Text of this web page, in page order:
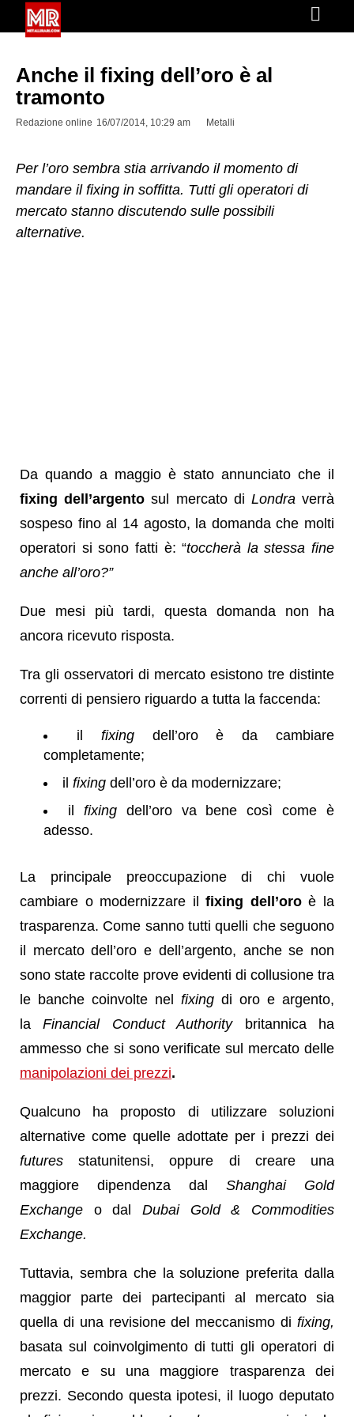
Anche il fixing dell’oro è al
tramonto
Redazione online 16/07/2014, 10:29 am Metalli
Per l’oro sembra stia arrivando il momento di
mandare il fixing in soffitta. Tutti gli operatori di
mercato stanno discutendo sulle possibili
alternative.
Da quando a maggio è stato annunciato che il
fixing dell’argento sul mercato di Londra verrà
sospeso fino al 14 agosto, la domanda che molti
operatori si sono fatti è: “toccherà la stessa fine
anche all’oro?”
Due mesi più tardi, questa domanda non ha
ancora ricevuto risposta.
Tra gli osservatori di mercato esistono tre distinte
correnti di pensiero riguardo a tutta la faccenda:
il fixingdell’oro è da cambiare
completamente;
il fixing dell’oro è da modernizzare;
il fixingdell’oro va bene così come è
adesso.
La principale preoccupazione di chi vuole
cambiare o modernizzare ilfixing dell’oroè la
trasparenza. Come sanno tutti quelli che seguono
il mercato dell’oro e dell’argento, anche se non
sono state raccolte prove evidenti di collusione tra
le banche coinvolte nel fixing di oro e argento,
laFinancial Conduct Authoritybritannica ha
ammesso che si sono verificate sul mercato delle
manipolazioni dei prezzi.
Qualcuno ha proposto di utilizzare soluzioni
alternative come quelle adottate per i prezzi dei
futures statunitensi, oppure di creare una
maggiore dipendenza dal Shanghai Gold
Exchange o dal Dubai Gold & Commodities
Exchange.
Tuttavia, sembra che la soluzione preferita dalla
maggior parte dei partecipanti al mercato sia
quella di una revisione del meccanismo di fixing,
basata sul coinvolgimento di tutti gli operatori di
mercato e su una maggiore trasparenza dei
prezzi. Secondo questa ipotesi, il luogo deputato